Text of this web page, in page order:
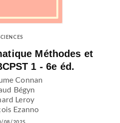
Méthodes et
1 - 6e éd.
Connan
Bégyn
Leroy
Ezanno